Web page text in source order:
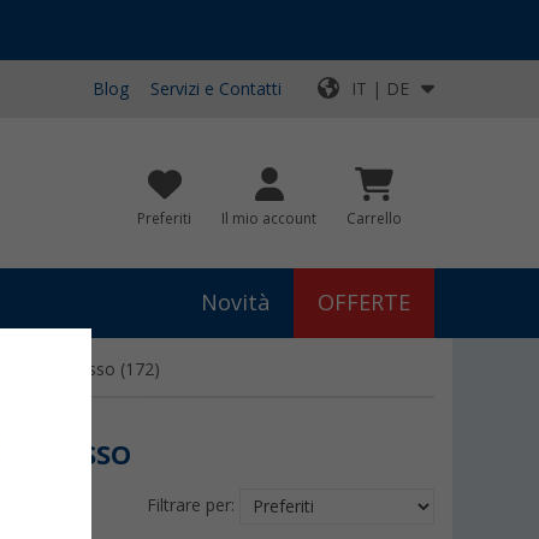
Blog Servizi e Contatti IT | DE
Preferiti Il mio account Carrello
Novità OFFERTE
da incasso (172)
INCASSO
Filtrare per: